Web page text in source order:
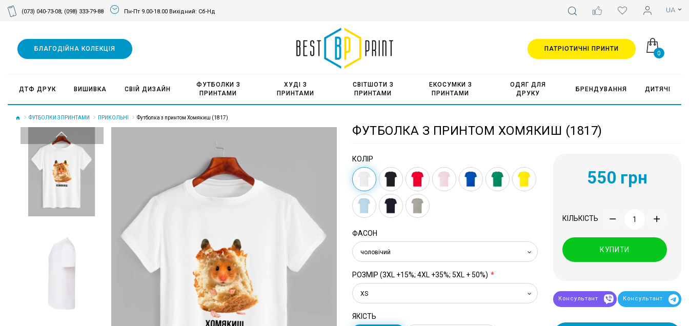
(073) 040-73-08; (098) 333-79-88 Пн-Пт 9.00-18.00 Вихідний: Сб-Нд
0
БЛАГОДІЙНА КОЛЕКЦІЯ
ДТФ ДРУК ВИШИВКА СВІЙ ДИЗАЙН
ФУТБОЛКИ З
ПРИНТАМИ
ХУДІ З
ПРИНТАМИ
СВІТШОТИ З
ПРИНТАМИ
ЕКОСУМКИ З
ПРИНТАМИ
ОДЯГ ДЛЯ
ДРУКУ
БРЕНДУВАННЯ ДИТЯЧІ
ПАТРІОТИЧНІ ПРИНТИ
ФУТБОЛКИ З ПРИНТАМИ ПРИКОЛЬНІ Футболка з принтом Хомякиш (1817)
ФУТБОЛКА З ПРИНТОМ ХОМЯКИШ (1817)
КОЛІР
ФАСОН
чоловічий
РОЗМІР (3XL +15%; 4XL +35%; 5XL + 50%)
XS
ЯКІСТЬ
550 грн
КІЛЬКІСТЬ
КУПИТИ
Консультант Консультант